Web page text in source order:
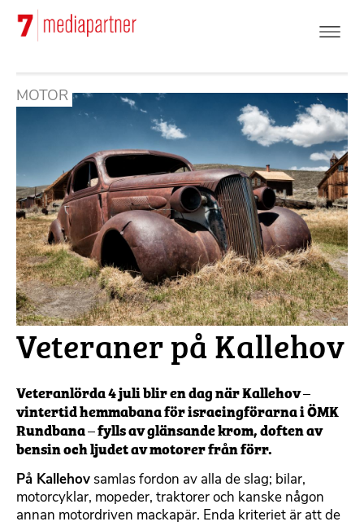
Hoppa
huvudinnehåll
MOTOR
Veteraner på Kallehov
Veteranlörda 4 juli blir en dag när Kallehov –
vintertid hemmabana för isracingförarna i ÖMK
Rundbana – fylls av glänsande krom, doften av
bensin och ljudet av motorer från förr.
På Kallehov samlas fordon av alla de slag; bilar,
motorcyklar, mopeder, traktorer och kanske någon
annan motordriven mackapär. Enda kriteriet är att de